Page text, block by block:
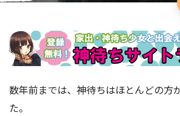
数年前までは、神待ちはほとんどの方
た。